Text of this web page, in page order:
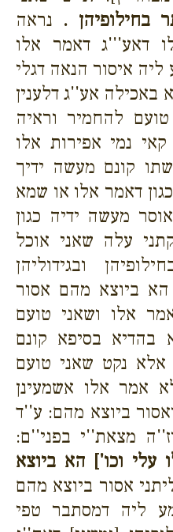
בחילופיהן . נראה
דאע'''ג דאמר אלו
איסור הנאה דגלי
באכילה אע''ג דלענין
להחמיר וראיה
נמי אפירות אלו
קונם מעשה ידיך
דאמר אלו או שמא
מעשה ידיה כגון
עלה שאני אוכל
ובגידוליהן
הא ביוצא מהם אסור
אלו ושאני טועם
בסיפא קונם
אלא נקט שאני טועם
אמר אלו אשמעינן
ביוצא מהם: ע''ד
מצאת''י בפני''ם:
עלי וכו'] הא ביוצא
אסור ביוצא מהם
ליה דמסתבר טפי